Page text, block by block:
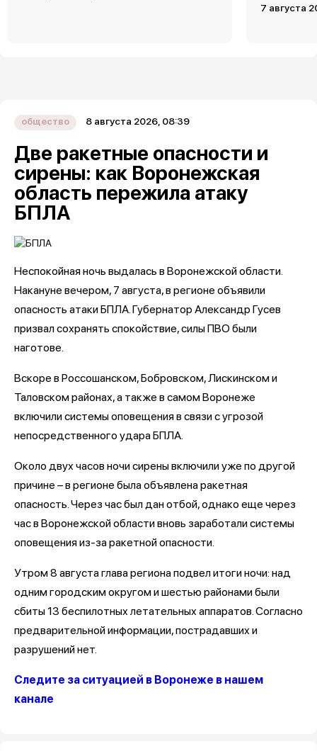
7 августа
общество 8 августа 2026, 08:39
Две ракетные опасности и
сирены: как Воронежская
область пережила атаку
БПЛА
Неспокойная ночь выдалась в Воронежской области.
Накануне вечером, 7 августа, в регионе объявили
опасность атаки БПЛА. Губернатор Александр Гусев
призвал сохранять спокойствие, силы ПВО были
наготове.
Вскоре в Россошанском, Бобровском, Лискинском и
Таловском районах, а также в самом Воронеже
включили системы оповещения в связи с угрозой
непосредственного удара БПЛА.
Около двух часов ночи сирены включили уже по другой
причине – в регионе была объявлена ракетная
опасность. Через час был дан отбой, однако еще через
час в Воронежской области вновь заработали системы
оповещения из-за ракетной опасности.
Утром 8 августа глава региона подвел итоги ночи: над
одним городским округом и шестью районами были
сбиты 13 беспилотных летательных аппаратов. Согласно
предварительной информации, пострадавших и
разрушений нет.
Следите за ситуацией в Воронеже в нашем
канале